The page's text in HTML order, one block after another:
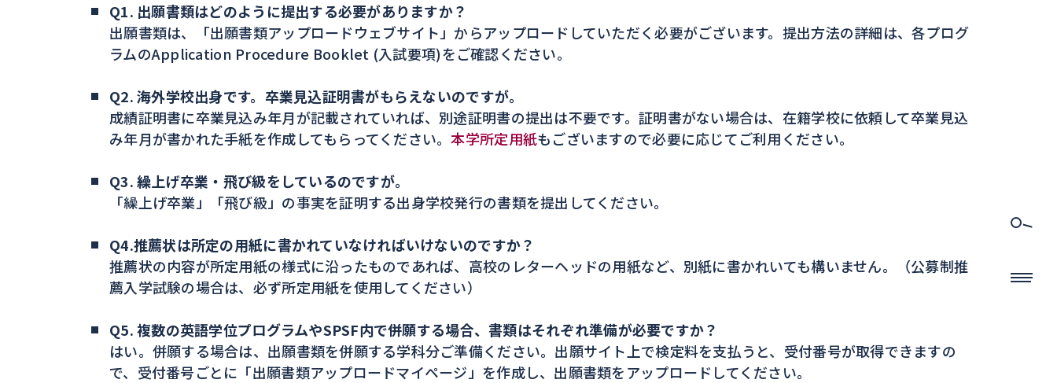
Q1. 出願書類はどのように提出する必要がありますか？
出願書類は、「出願書類アップロードウェブサイト」からアップロードしていただく必要がございます。提出方法の詳細は、各プログ
ラムのApplication Procedure Booklet (入試要項)をご確認ください。
Q2. 海外学校出身です。卒業見込証明書がもらえないのですが。
成績証明書に卒業見込み年月が記載されていれば、別途証明書の提出は不要です。証明書がない場合は、在籍学校に依頼して卒業見込
み年月が書かれた手紙を作成してもらってください。本学所定用紙もございますので必要に応じてご利用ください。
Q3. 繰上げ卒業・飛び級をしているのですが。
「繰上げ卒業」「飛び級」の事実を証明する出身学校発行の書類を提出してください。
Q4.推薦状は所定の用紙に書かれていなければいけないのですか？
推薦状の内容が所定用紙の様式に沿ったものであれば、高校のレターヘッドの用紙など、別紙に書かれいても構いません。（公募制推
薦入学試験の場合は、必ず所定用紙を使用してください）
Q5. 複数の英語学位プログラムやSPSF内で併願する場合、書類はそれぞれ準備が必要ですか？
はい。併願する場合は、出願書類を併願する学科分ご準備ください。出願サイト上で検定料を支払うと、受付番号が取得できますの
で、受付番号ごとに「出願書類アップロードマイページ」を作成し、出願書類をアップロードしてください。